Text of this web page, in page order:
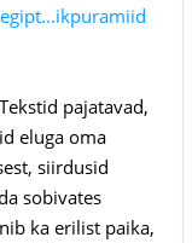
pajatavad,
eluga oma
siirdusid
sobivates
ka erilist paika,